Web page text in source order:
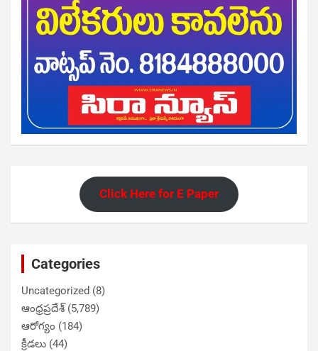
Click Here for E Paper
Categories
Uncategorized (8)
ఆంధ్రప్రదేశ్(5,789)
ఆరోగ్యం (184)
క్రీడలు (44)